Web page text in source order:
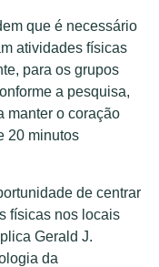
que é necessário
atividades físicas
para os grupos
a pesquisa,
manter o coração
20 minutos
de centrar
físicas nos locais
Gerald J.
da